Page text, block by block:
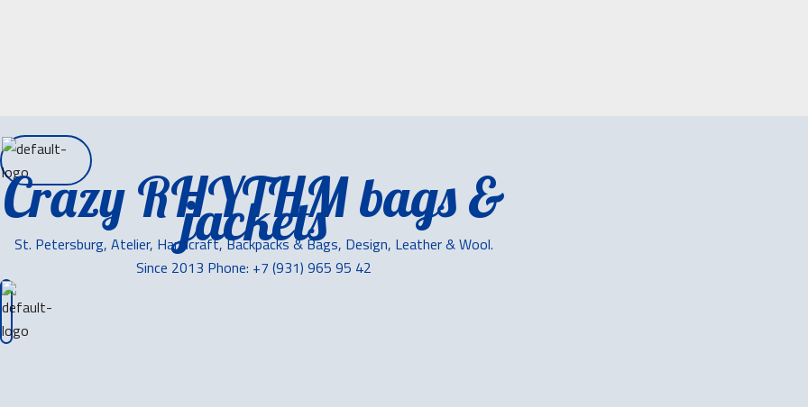
Crazy RHYTHM bags &
jackets
St. Petersburg, Atelier, Handcraft, Backpacks & Bags, Design, Leather & Wool.
Since 2013 Phone: +7 (931) 965 95 42